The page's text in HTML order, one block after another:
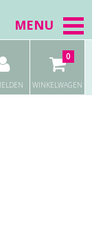
MENU
WINKELWAGEN
0